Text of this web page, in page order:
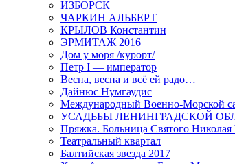
ИЗБОРСК
ЧАРКИН АЛЬБЕРТ
КРЫЛОВ Константин
ЭРМИТАЖ 2016
Дом у моря /курорт/
Петр I — император
Весна, весна и всё ей радо…
Дайнюс Нумгаудис
Международный Военно-Морской
УСАДЬБЫ ЛЕНИНГРАДСКОЙ
Пряжка. Больница Святого Николая
Театральный квартал
Балтийская звезда 2017